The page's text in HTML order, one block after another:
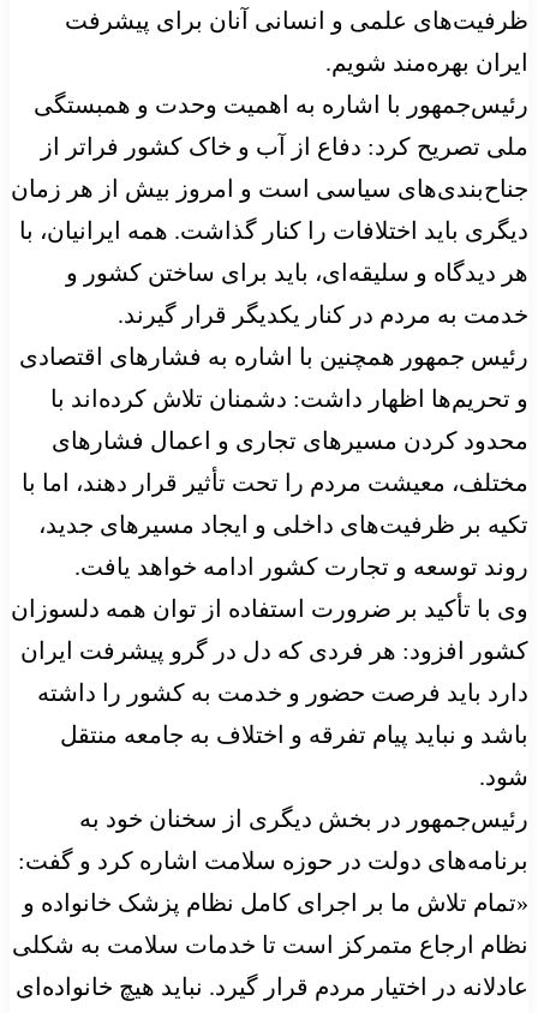
ظرفیت‌های علمی و انسانی آنان برای پیشرفت
ایران بهره‌مند شویم.
رئیس‌جمهور با اشاره به اهمیت وحدت و همبستگی
ملی تصریح کرد: دفاع از آب و خاک کشور فراتر از
جناح‌بندی‌های سیاسی است و امروز بیش از هر زمان
دیگری باید اختلافات را کنار گذاشت. همه ایرانیان، با
هر دیدگاه و سلیقه‌ای، باید برای ساختن کشور و
خدمت به مردم در کنار یکدیگر قرار گیرند.
رئیس جمهور همچنین با اشاره به فشارهای اقتصادی
و تحریم‌ها اظهار داشت: دشمنان تلاش کرده‌اند با
محدود کردن مسیرهای تجاری و اعمال فشارهای
مختلف، معیشت مردم را تحت تأثیر قرار دهند، اما با
تکیه بر ظرفیت‌های داخلی و ایجاد مسیرهای جدید،
روند توسعه و تجارت کشور ادامه خواهد یافت.
وی با تأکید بر ضرورت استفاده از توان همه دلسوزان
کشور افزود: هر فردی که دل در گرو پیشرفت ایران
دارد باید فرصت حضور و خدمت به کشور را داشته
باشد و نباید پیام تفرقه و اختلاف به جامعه منتقل
شود.
رئیس‌جمهور در بخش دیگری از سخنان خود به
برنامه‌های دولت در حوزه سلامت اشاره کرد و گفت:
«تمام تلاش ما بر اجرای کامل نظام پزشک خانواده و
نظام ارجاع متمرکز است تا خدمات سلامت به شکلی
عادلانه در اختیار مردم قرار گیرد. نباید هیچ خانواده‌ای